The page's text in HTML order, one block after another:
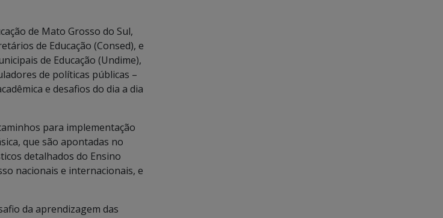
de Mato Grosso do Sul,
de Educação (Consed), e
de Educação (Undime),
de políticas públicas –
e desafios do dia a dia
para implementação
que são apontadas no
detalhados do Ensino
nacionais e internacionais, e
da aprendizagem das